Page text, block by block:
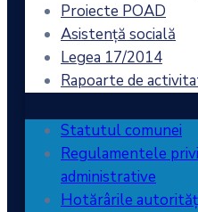
Proiecte POAD
Asistență socială
Legea 17/2014
Rapoarte de
Statutul comunei
Regulamentele
administrative
Hotărârile